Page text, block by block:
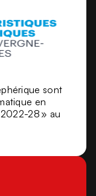
sont
en
28 » au